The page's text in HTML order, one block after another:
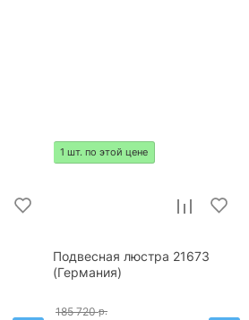
1 шт. по этой цене
Подвесная люстра 21673
(Германия)
185 720 р.